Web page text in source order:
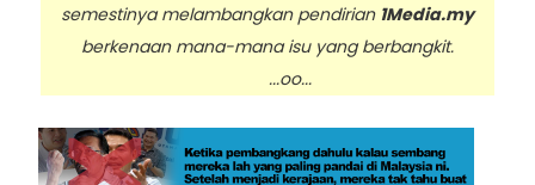
semestinya melambangkan pendirian 1Media.my
berkenaan mana-mana isu yang berbangkit.
...oo...